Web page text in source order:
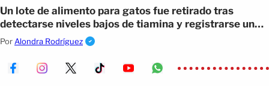
Un lote de alimento para gatos fue retirado tras
detectarse niveles bajos de tiamina y registrarse un
caso de enfermedad asociado.
Por Alondra Rodríguez